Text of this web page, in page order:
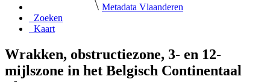
Metadata Vlaanderen
Zoeken
Kaart
Wrakken, obstructiezone, 3- en 12-
mijlszone in het Belgisch Continentaal